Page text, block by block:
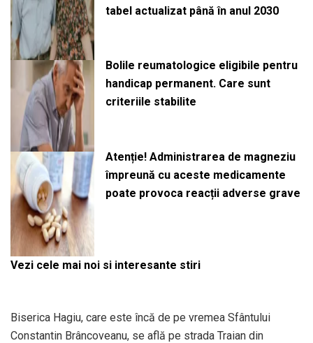
tabel actualizat până în anul 2030
Bolile reumatologice eligibile pentru
handicap permanent. Care sunt
criteriile stabilite
Atenție! Administrarea de magneziu
împreună cu aceste medicamente
poate provoca reacții adverse grave
Vezi cele mai noi si interesante stiri
Biserica Hagiu, care este încă de pe vremea Sfântului
Constantin Brâncoveanu, se află pe strada Traian din